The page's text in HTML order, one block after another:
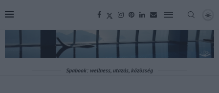
Spabook: wellness, utazás, közösség